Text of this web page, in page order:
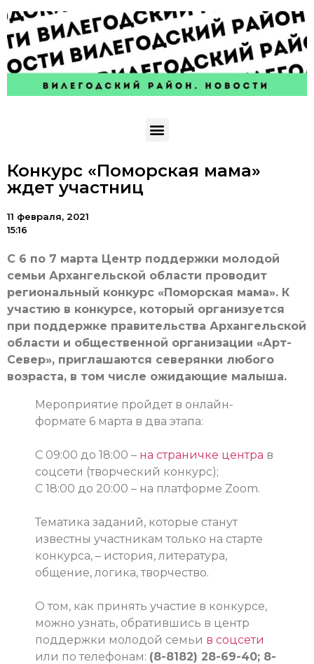
Конкурс «Поморская мама»
ждет участниц
11 февраля, 2021
15:16
С 6 по 7 марта Центр поддержки молодой
семьи Архангельской области проводит
региональный конкурс «Поморская мама». К
участию в конкурсе, который организуется
при поддержке правительства Архангельской
области и общественной организации «Арт-
Север», приглашаются северянки любого
возраста, в том числе ожидающие малыша.
Мероприятие пройдет в онлайн-
формате 6 марта в два этапа:
С 09:00 до 18:00 – на страничке центра в
соцсети (творческий конкурс);
С 18:00 до 20:00 – на платформе Zoom.
Тематика заданий, которые станут
известны участникам только на старте
конкурса, – история, литература,
общение, логика, творчество.
О том, как принять участие в конкурсе,
можно узнать, обратившись в центр
поддержки молодой семьи в соцсети
или по телефонам: (8-8182) 28-69-40; 8-